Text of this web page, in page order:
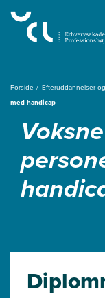
hovedindhold
Forside Efteruddannelser
med handicap